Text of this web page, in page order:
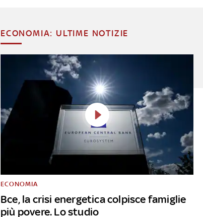
ECONOMIA: ULTIME NOTIZIE
Bce, la crisi energetica colpisce famiglie
più povere. Lo studio
ECONOMIA